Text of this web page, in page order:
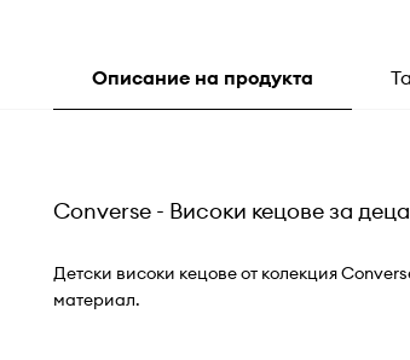
Описание на продукта
Converse - Високи кецове за деца
Детски високи кецове от колекция
материал.